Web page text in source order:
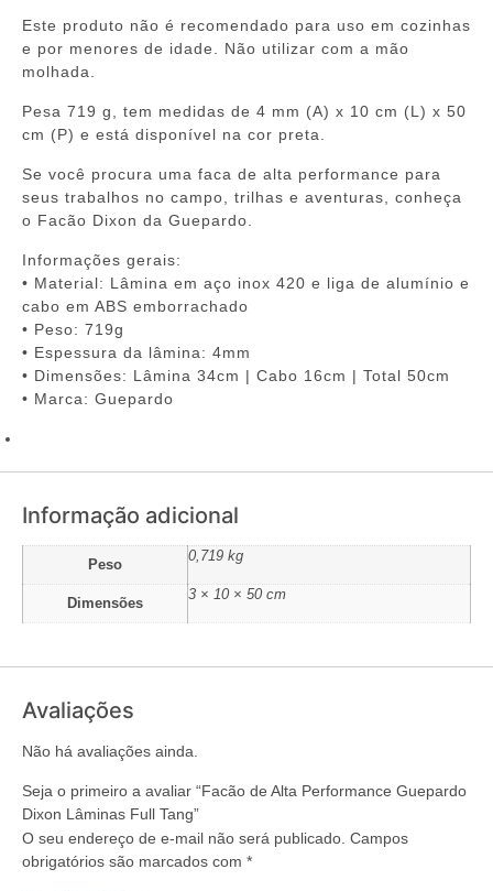
Este produto não é recomendado para uso em cozinhas
e por menores de idade. Não utilizar com a mão
molhada.
Pesa 719 g, tem medidas de 4 mm (A) x 10 cm (L) x 50
cm (P) e está disponível na cor preta.
Se você procura uma faca de alta performance para
seus trabalhos no campo, trilhas e aventuras, conheça
o Facão Dixon da Guepardo.
Informações gerais:
• Material: Lâmina em aço inox 420 e liga de alumínio e
cabo em ABS emborrachado
• Peso: 719g
• Espessura da lâmina: 4mm
• Dimensões: Lâmina 34cm | Cabo 16cm | Total 50cm
• Marca: Guepardo
Informação adicional
Peso
0,719 kg
Dimensões
3 × 10 × 50 cm
Avaliações
Não há avaliações ainda.
Seja o primeiro a avaliar “Facão de Alta Performance Guepardo
Dixon Lâminas Full Tang”
O seu endereço de e-mail não será publicado. Campos
obrigatórios são marcados com *